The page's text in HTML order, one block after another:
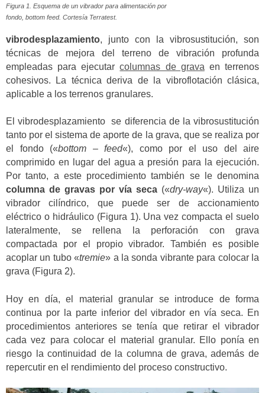
Figura 1. Esquema de un vibrador para alimentación por
fondo, bottom feed. Cortesía Terratest.
vibrodesplazamiento, junto con la vibrosustitución, son
técnicas de mejora del terreno de vibración profunda
empleadas para ejecutarcolumnas de grava en terrenos
cohesivos. La técnica deriva de la vibroflotación clásica,
aplicable a los terrenos granulares.
El vibrodesplazamiento se diferencia de la vibrosustitución
tanto por el sistema de aporte de la grava, que se realiza por
el fondo («bottom – feed«), como por el uso del aire
comprimido en lugar del agua a presión para la ejecución.
Por tanto, a este procedimiento también se le denomina
columna de gravas por vía seca («dry-way«). Utiliza un
vibrador cilíndrico, que puede ser de accionamiento
eléctrico o hidráulico (Figura 1). Una vez compacta el suelo
lateralmente, se rellena la perforación con grava
compactada por el propio vibrador. También es posible
acoplar un tubo «tremie» a la sonda vibrante para colocar la
grava (Figura 2).
Hoy en día, el material granular se introduce de forma
continua por la parte inferior del vibrador en vía seca. En
procedimientos anteriores se tenía que retirar el vibrador
cada vez para colocar el material granular. Ello ponía en
riesgo la continuidad de la columna de grava, además de
repercutir en el rendimiento del proceso constructivo.